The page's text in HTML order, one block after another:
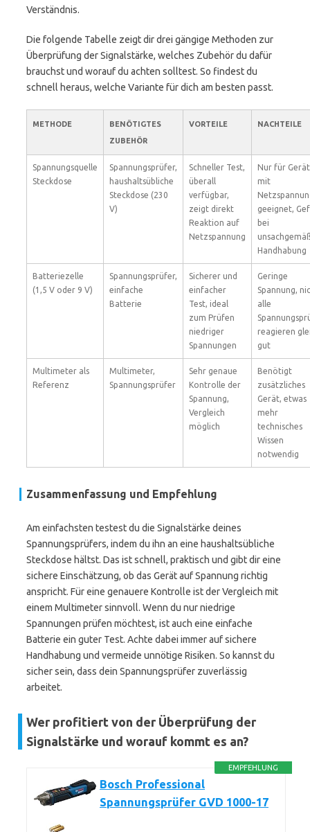
Verständnis.
Die folgende Tabelle zeigt dir drei gängige Methoden zur
Überprüfung der Signalstärke, welches Zubehör du dafür
brauchst und worauf du achten solltest. So findest du
schnell heraus, welche Variante für dich am besten passt.
METHODE
BENÖTIGTES
ZUBEHÖR
VORTEILE NACHTEILE
Spannungsquelle
Steckdose
Spannungsprüfer,
haushaltsübliche
Steckdose (230
V)
Schneller Test,
überall
verfügbar,
zeigt direkt
Reaktion auf
Netzspannung
Nur für
mit
geeignet,
bei
Handhabung
Batteriezelle
(1,5 V oder 9 V)
Spannungsprüfer,
einfache
Batterie
Sicherer und
einfacher
Test, ideal
zum Prüfen
niedriger
Spannungen
Geringe
Spannung,
alle
reagieren
gut
Multimeter als
Referenz
Multimeter,
Spannungsprüfer
Sehr genaue
Kontrolle der
Spannung,
Vergleich
möglich
Benötigt
zusätzliches
Gerät, etwas
mehr
technisches
Wissen
notwendig
Zusammenfassung und Empfehlung
Am einfachsten testest du die Signalstärke deines
Spannungsprüfers, indem du ihn an eine haushaltsübliche
Steckdose hältst. Das ist schnell, praktisch und gibt dir eine
sichere Einschätzung, ob das Gerät auf Spannung richtig
anspricht. Für eine genauere Kontrolle ist der Vergleich mit
einem Multimeter sinnvoll. Wenn du nur niedrige
Spannungen prüfen möchtest, ist auch eine einfache
Batterie ein guter Test. Achte dabei immer auf sichere
Handhabung und vermeide unnötige Risiken. So kannst du
sicher sein, dass dein Spannungsprüfer zuverlässig
arbeitet.
Wer profitiert von der Überprüfung der
Signalstärke und worauf kommt es an?
EMPFEHLUNG
Bosch Professional
Spannungsprüfer GVD 1000-17